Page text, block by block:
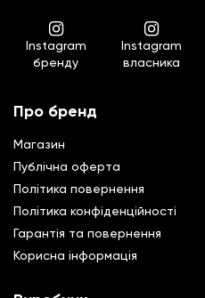
Instagram
бренду
Instagram
власника
Про бренд
Магазин
Публічна оферта
Політика повернення
Полiтика конфiденцiйностi
Гарантiя та повернення
Корисна інформація